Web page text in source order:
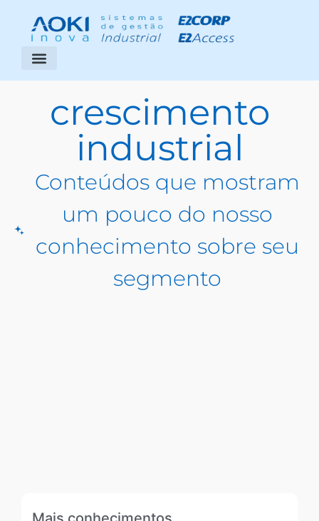
crescimento
industrial
Conteúdos que mostram
um pouco do nosso
conhecimento sobre seu
segmento